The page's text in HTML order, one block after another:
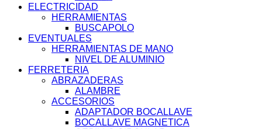
ELECTRICIDAD
HERRAMIENTAS
BUSCAPOLO
EVENTUALES
HERRAMIENTAS DE MANO
NIVEL DE ALUMINIO
FERRETERIA
ABRAZADERAS
ALAMBRE
ACCESORIOS
ADAPTADOR BOCALLAVE
BOCALLAVE MAGNETICA